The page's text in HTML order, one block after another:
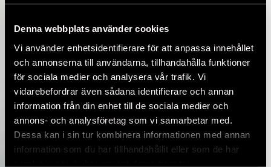
Denna webbplats använder cookies
Vi använder enhetsidentifierare för att anpassa innehållet
och annonserna till användarna, tillhandahålla funktioner
för sociala medier och analysera vår trafik. Vi
vidarebefordrar även sådana identifierare och annan
information från din enhet till de sociala medier och
annons- och analysföretag som vi samarbetar med.
Dessa kan i sin tur kombinera informationen med annan
information som du har tillhandahållit eller som de har
samlat in när du har använt deras tjänster.